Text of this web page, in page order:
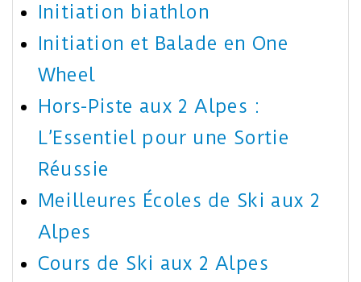
Initiation biathlon
Initiation et Balade en One
Wheel
Hors-Piste aux 2 Alpes :
L’Essentiel pour une Sortie
Réussie
Meilleures Écoles de Ski aux 2
Alpes
Cours de Ski aux 2 Alpes